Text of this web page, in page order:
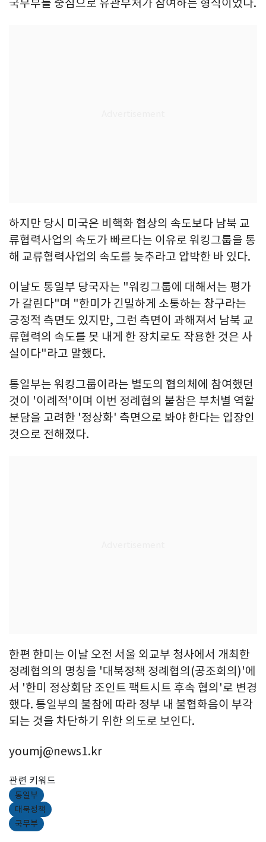
국무부를 중심으로 유관부처가 참여하는 형식이었다.
하지만 당시 미국은 비핵화 협상의 속도보다 남북 교
류협력사업의 속도가 빠르다는 이유로 워킹그룹을 통
해 교류협력사업의 속도를 늦추라고 압박한 바 있다.
이날도 통일부 당국자는 "워킹그룹에 대해서는 평가
가 갈린다"며 "한미가 긴밀하게 소통하는 창구라는
긍정적 측면도 있지만, 그런 측면이 과해져서 남북 교
류협력의 속도를 못 내게 한 장치로도 작용한 것은 사
실이다"라고 말했다.
통일부는 워킹그룹이라는 별도의 협의체에 참여했던
것이 '이례적'이며 이번 정례협의 불참은 부처별 역할
분담을 고려한 '정상화' 측면으로 봐야 한다는 입장인
것으로 전해졌다.
한편 한미는 이날 오전 서울 외교부 청사에서 개최한
정례협의의 명칭을 '대북정책 정례협의(공조회의)'에
서 '한미 정상회담 조인트 팩트시트 후속 협의'로 변경
했다. 통일부의 불참에 따라 정부 내 불협화음이 부각
되는 것을 차단하기 위한 의도로 보인다.
youmj@news1.kr
관련 키워드
통일부
대북정책
국무부